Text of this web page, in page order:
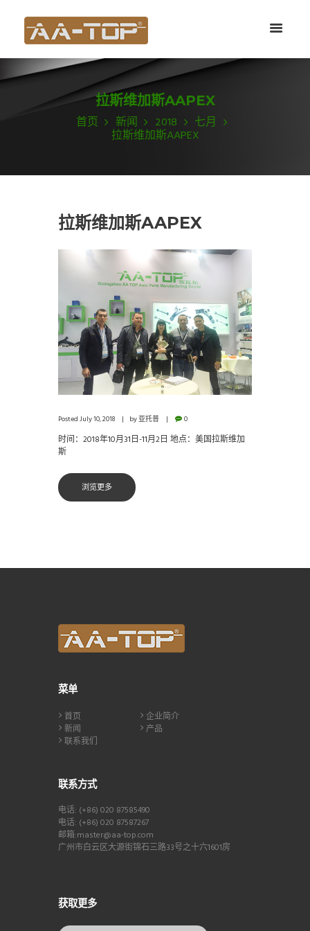
拉斯维加斯AAPEX
首页 新闻 2018 七月
拉斯维加斯AAPEX
拉斯维加斯AAPEX
PostedJuly 10, 2018 by亚托普 0
时间：2018年10月31日-11月2日 地点：美国拉斯维加
斯
浏览更多
菜单
首页
企业简介
新闻
产品
联系我们
联系方式
电话: (+86) 020 87585490
电话: (+86) 020 87587267
邮箱:master@aa-top.com
广州市白云区大源街锦石三路33号之十六1601房
获取更多